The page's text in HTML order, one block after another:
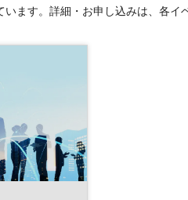
ます。詳細・お申し込みは、各イ